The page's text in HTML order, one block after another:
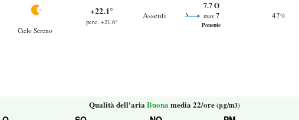
Cielo Sereno
+22.1°
perc. +21.6°
Assenti
7.7 O
max 7
Ponente
47%
Qualità dell'ariaBuona media 22/ore(μg/m3)